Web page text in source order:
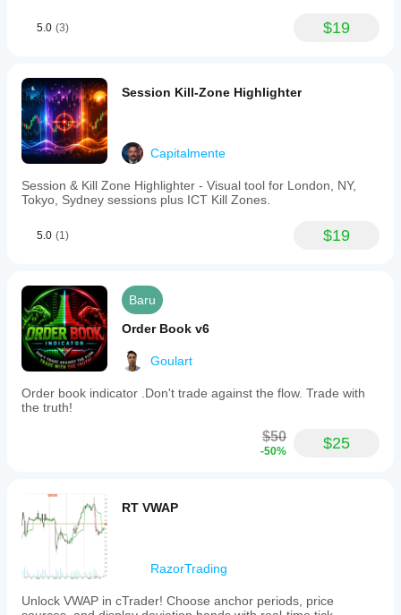
5.0 (3) $19
Session Kill-Zone Highlighter
Capitalmente
Session & Kill Zone Highlighter - Visual tool for London, NY,
Tokyo, Sydney sessions plus ICT Kill Zones.
5.0 (1) $19
Baru
Order Book v6
Goulart
Order book indicator .Don't trade against the flow. Trade with
the truth!
$50
-50% $25
RT VWAP
RazorTrading
Unlock VWAP in cTrader! Choose anchor periods, price